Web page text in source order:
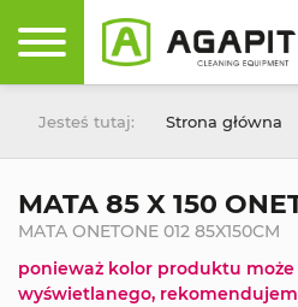
Jesteś tutaj: Strona główna
MATA 85 X 150
MATA ONETONE 012 85X150CM
ponieważ kolor produktu może
wyświetlanego,